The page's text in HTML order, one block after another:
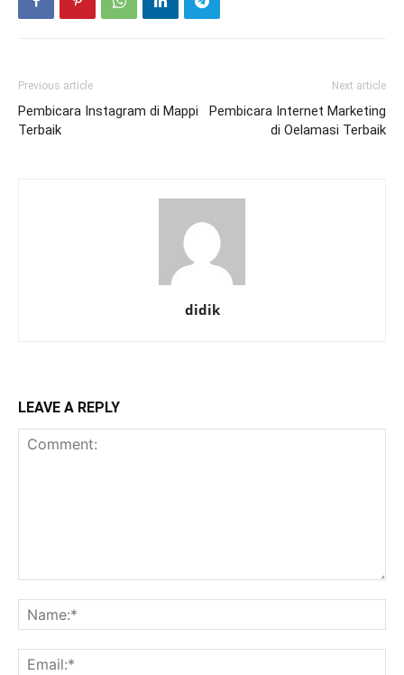
Previous article
Pembicara Instagram di Mappi
Terbaik
Next article
Pembicara Internet Marketing
di Oelamasi Terbaik
didik
LEAVE A REPLY